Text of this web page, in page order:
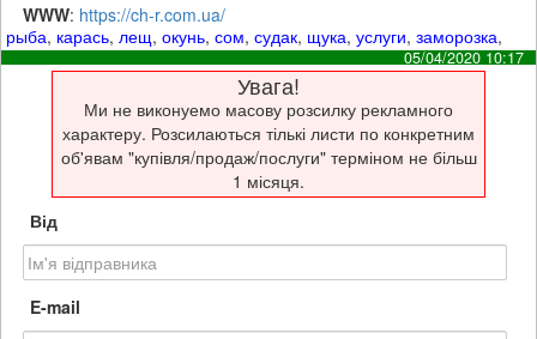
WWW: https://ch-r.com.ua/
рыба, карась, лещ,окунь,сом,судак, щука,услуги,заморозка,
05/04/2020 10:17
Увага!
Ми не виконуемо масову розсилку рекламного
характеру. Розсилаються тількі листи по конкретним
об'явам "купівля/продаж/послуги" терміном не більш
1 місяця.
Від
E-mail